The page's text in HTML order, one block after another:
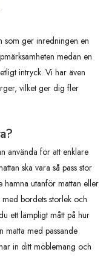
som ger inredningen en
medan en
intryck. Vi har även
vilket ger dig fler
använda för att enklare
ska vara så pass stor
hamna utanför mattan eller
med bordets storlek och
ett lämpligt mått på hur
matta med passande
in ditt möblemang och